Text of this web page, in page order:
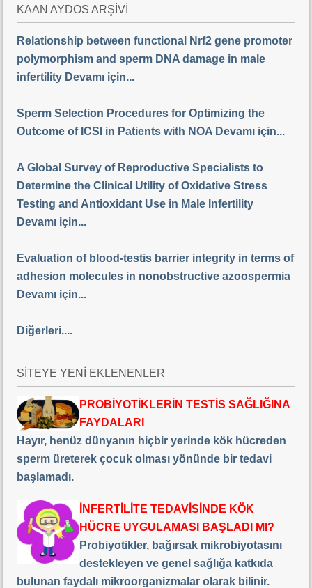
KAAN AYDOS ARŞİVİ
Relationship between functional Nrf2 gene promoter
polymorphism and sperm DNA damage in male
infertility Devamı için...
Sperm Selection Procedures for Optimizing the
Outcome of ICSI in Patients with NOA Devamı için...
A Global Survey of Reproductive Specialists to
Determine the Clinical Utility of Oxidative Stress
Testing and Antioxidant Use in Male Infertility
Devamı için...
Evaluation of blood-testis barrier integrity in terms of
adhesion molecules in nonobstructive azoospermia
Devamı için...
Diğerleri....
SİTEYE YENİ EKLENENLER
PROBİYOTİKLERİN TESTİS SAĞLIĞINA
FAYDALARI
Hayır, henüz dünyanın hiçbir yerinde kök hücreden
sperm üreterek çocuk olması yönünde bir tedavi
başlamadı.
İNFERTİLİTE TEDAVİSİNDE KÖK
HÜCRE UYGULAMASI BAŞLADI MI?
Probiyotikler, bağırsak mikrobiyotasını
destekleyen ve genel sağlığa katkıda
bulunan faydalı mikroorganizmalar olarak bilinir.